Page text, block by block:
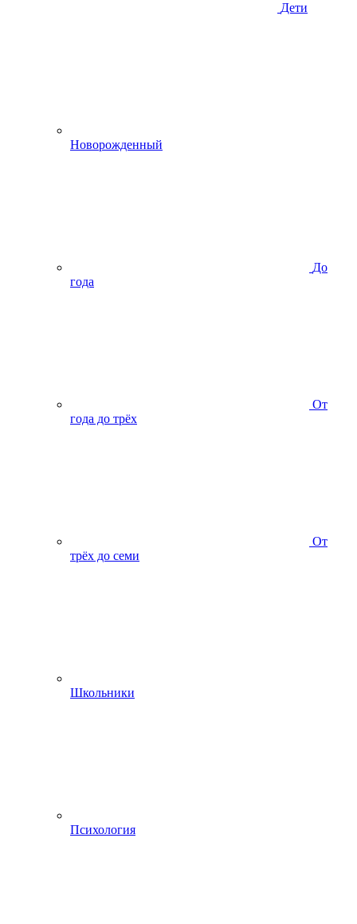
Дети
Новорожденный
До
года
От
года до трёх
От
трёх до семи
Школьники
Психология